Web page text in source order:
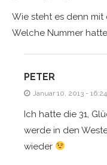
Wie steht es denn mit
Welche Nummer
PETER
Januar 10, 2013 - 16:24
Ich hatte die 31,
werde in den
wieder